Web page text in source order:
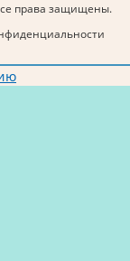
права защищены.